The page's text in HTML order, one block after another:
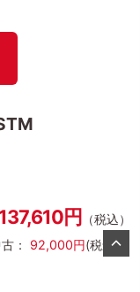
137,610円 （税込）
： 92,000円(税込)～